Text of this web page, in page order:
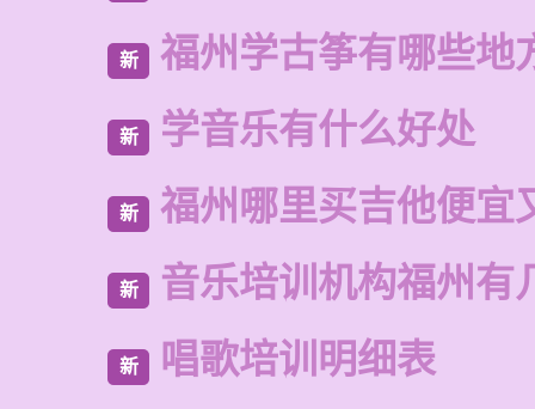
新 福州学古筝有哪些地
新 学音乐有什么好处
新 福州哪里买吉他便宜
新 音乐培训机构福州有
新 唱歌培训明细表